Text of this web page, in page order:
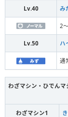
Lv.40 み
2
Lv.50 ハ
通
わざマシン・ひでんマ
わざマシン1